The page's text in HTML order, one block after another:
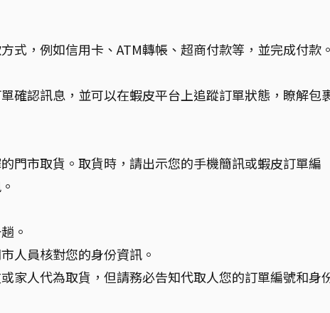
式，例如信用卡、ATM轉帳、超商付款等，並完成付款
確認訊息，並可以在蝦皮平台上追蹤訂單狀態，瞭解包
門市取貨。取貨時，請出示您的手機簡訊或蝦皮訂單編
。
人員核對您的身份資訊。
家人代為取貨，但請務必告知代取人您的訂單編號和身